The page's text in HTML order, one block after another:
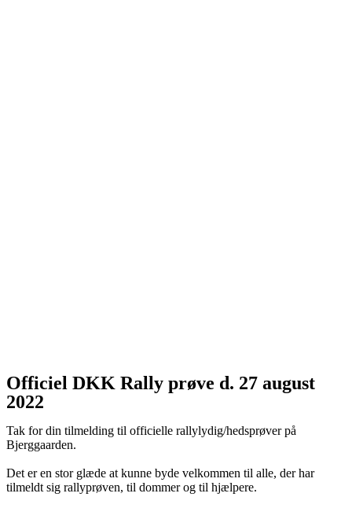
Officiel DKK Rally prøve d. 27 august
2022
Tak for din tilmelding til officielle rallylydig/hedsprøver på
Bjerggaarden.
Det er en stor glæde at kunne byde velkommen til alle, der har
tilmeldt sig rallyprøven, til dommer og til hjælpere.